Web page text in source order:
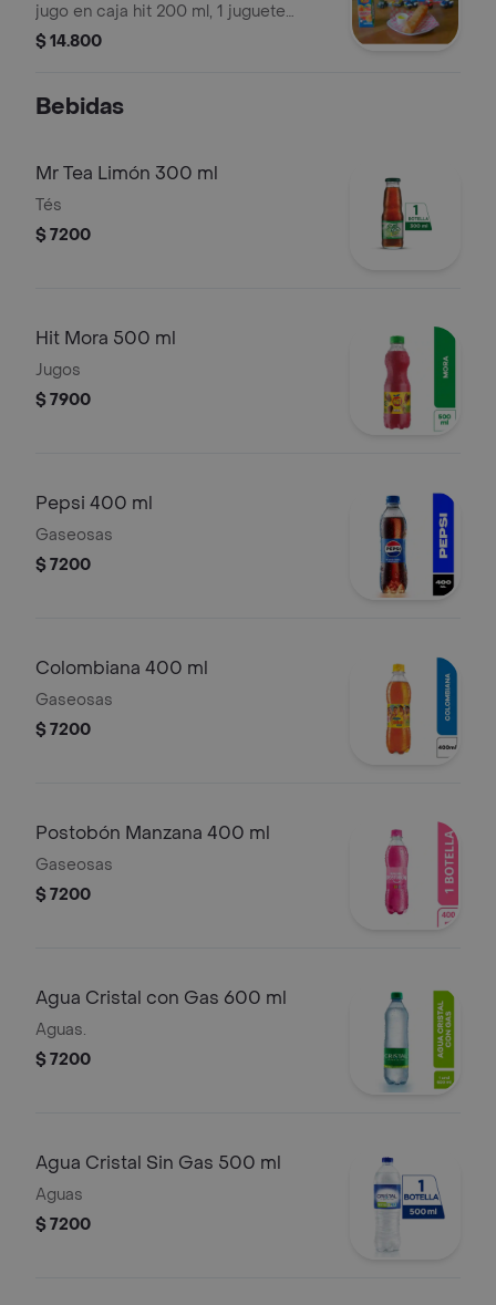
jugo en caja hit 200 ml, 1 juguete
coleccionable.
$ 14.800
Bebidas
Mr Tea Limón 300 ml
Tés
$ 7200
Hit Mora 500 ml
Jugos
$ 7900
Pepsi 400 ml
Gaseosas
$ 7200
Colombiana 400 ml
Gaseosas
$ 7200
Postobón Manzana 400 ml
Gaseosas
$ 7200
Agua Cristal con Gas 600 ml
Aguas.
$ 7200
Agua Cristal Sin Gas 500 ml
Aguas
$ 7200